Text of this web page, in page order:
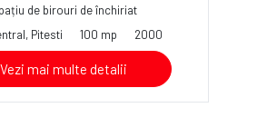
de birouri de închiriat
Pitesti
100 mp 2000
Vezi mai multe detalii